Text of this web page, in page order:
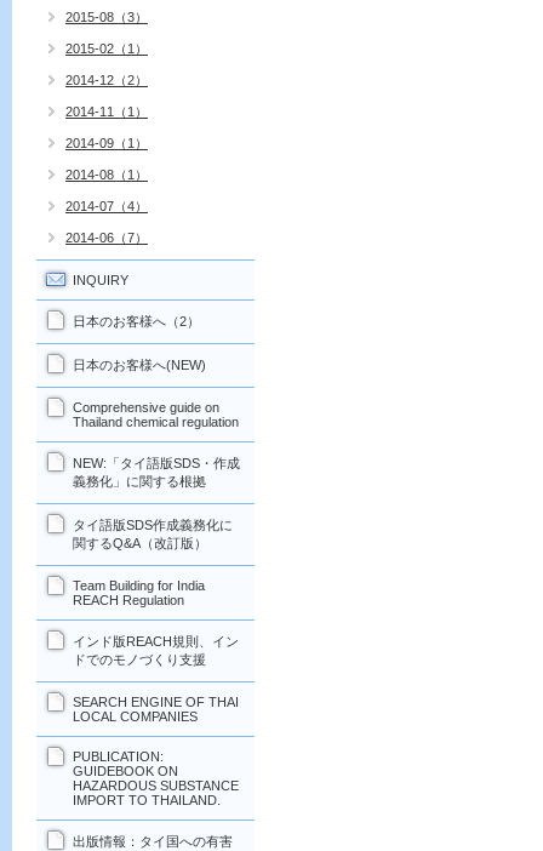
2015-08（3）
2015-02（1）
2014-12（2）
2014-11（1）
2014-09（1）
2014-08（1）
2014-07（4）
2014-06（7）
INQUIRY
日本のお客様へ（2）
日本のお客様へ(NEW)
Comprehensive guide on
Thailand chemical regulation
NEW:「タイ語版SDS・作成
義務化」に関する根拠
タイ語版SDS作成義務化に
関するQ&A（改訂版）
Team Building for India
REACH Regulation
インド版REACH規則、イン
ドでのモノづくり支援
SEARCH ENGINE OF THAI
LOCAL COMPANIES
PUBLICATION:
GUIDEBOOK ON
HAZARDOUS SUBSTANCE
IMPORT TO THAILAND.
出版情報：タイ国への有害